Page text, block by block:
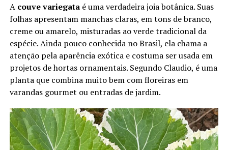
A couve variegataé uma verdadeira joia botânica. Suas
folhas apresentam manchas claras, em tons de branco,
creme ou amarelo, misturadas ao verde tradicional da
espécie. Ainda pouco conhecida no Brasil, ela chama a
atenção pela aparência exótica e costuma ser usada em
projetos de hortas ornamentais. Segundo Claudio, é uma
planta que combina muito bem com floreiras em
varandas gourmet ou entradas de jardim.